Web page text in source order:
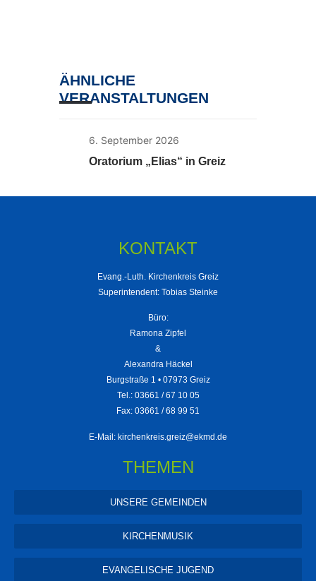
ÄHNLICHE
VERANSTALTUNGEN
6. September 2026
Oratorium „Elias“ in Greiz
KONTAKT
Evang.-Luth. Kirchenkreis Greiz
Superintendent: Tobias Steinke
Büro:
Ramona Zipfel
&
Alexandra Häckel
Burgstraße 1 • 07973 Greiz
Tel.: 03661 / 67 10 05
Fax: 03661 / 68 99 51
E-Mail: kirchenkreis.greiz@ekmd.de
THEMEN
UNSERE GEMEINDEN
KIRCHENMUSIK
EVANGELISCHE JUGEND